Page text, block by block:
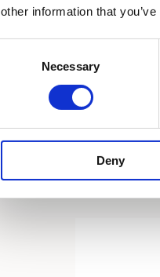
other information that
Necessary
Deny